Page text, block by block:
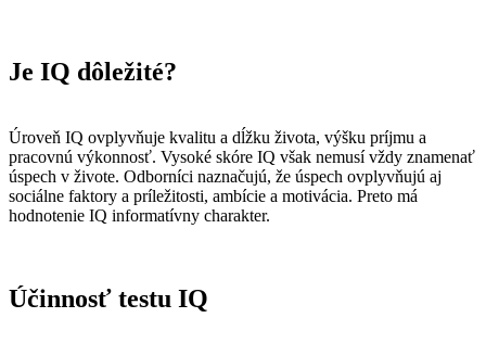
Je IQ dôležité?
Úroveň IQ ovplyvňuje kvalitu a dĺžku života, výšku príjmu a
pracovnú výkonnosť. Vysoké skóre IQ však nemusí vždy znamenať
úspech v živote. Odborníci naznačujú, že úspech ovplyvňujú aj
sociálne faktory a príležitosti, ambície a motivácia. Preto má
hodnotenie IQ informatívny charakter.
Účinnosť testu IQ